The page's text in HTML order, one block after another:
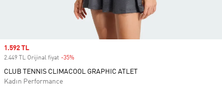
Sale price
1.592 TL
2.449 TL Orijinal fiyat -35%
CLUB TENNIS CLIMACOOL GRAPHIC ATLET
Kadın Performance